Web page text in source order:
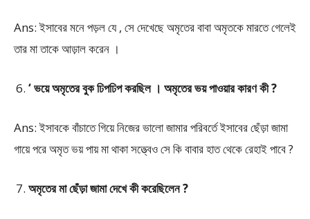
Ans: ইসাবের মনে পড়ল যে , সে দেখেছে অমৃতের বাবা অমৃতকে মারতে গেলেই
তার মা তাকে আড়াল করেন ।
‘ ভয়ে অমৃতের বুক ঢিপঢিপ করছিল । অমৃতের ভয় পাওয়ার কারণ কী ?
Ans: ইসাবকে বাঁচাতে গিয়ে নিজের ভালো জামার পরিবর্তে ইসাবের ছেঁড়া জামা
গায়ে পরে অমৃত ভয় পায় মা থাকা সত্ত্বেও সে কি বাবার হাত থেকে রেহাই পাবে ?
অমৃতের মা ছেঁড়া জামা দেখে কী করেছিলেন ?